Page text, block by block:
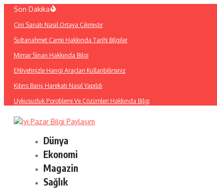
İçeriğe
Son Dakika
Çini Sanatı Nasıl Ortaya Çıkmıştır
Sultanahmet Camii Hakkında Tarihi Bilgiler
Mimar Sinan Hakkında Bilgi
Ehliyetinizle Hangi Araçları Kullanbilirsiniz
Kıbrıs Barış Harekatı Nasıl Yapıldı
Uykusuzluk Poroblemi Ve Çözümleri Hakkında Bilgi
Dünya
Ekonomi
Magazin
Sağlık